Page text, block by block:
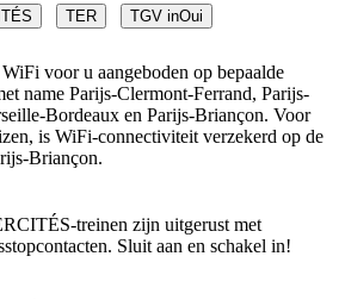
TER TGV inOui
voor u aangeboden op bepaalde
name Parijs-Clermont-Ferrand, Parijs-
Bordeaux en Parijs-Briançon. Voor
is WiFi-connectiviteit verzekerd op de
Briançon.
treinen zijn uitgerust met
Sluit aan en schakel in!